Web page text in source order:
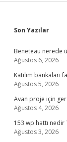
Son Yazılar
Beneteau nerede
Ağustos 6, 2026
Katılım bankaları
Ağustos 5, 2026
Avan proje için
Ağustos 4, 2026
153 wp hattı nedir
Ağustos 3, 2026